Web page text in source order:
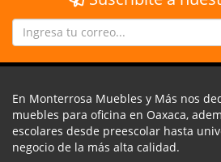
En Monterrosa Muebles y Más nos
muebles para oficina en Oaxaca,
escolares desde preescolar hasta
negocio de la más alta calidad.